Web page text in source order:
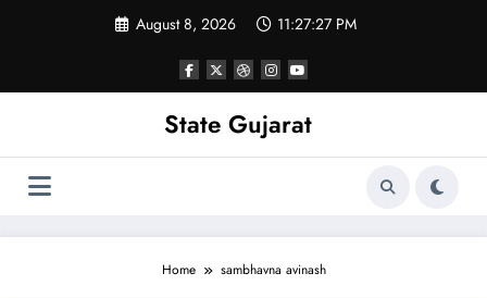
August 8, 2026 11:27:27 PM
State Gujarat
Home sambhavna avinash